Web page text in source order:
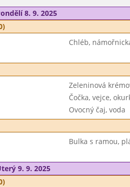
8. 9. 2025
Chléb,
Zeleninová
Čočka, vejce,
Ovocný čaj, voda
Bulka s ramou,
9. 9. 2025